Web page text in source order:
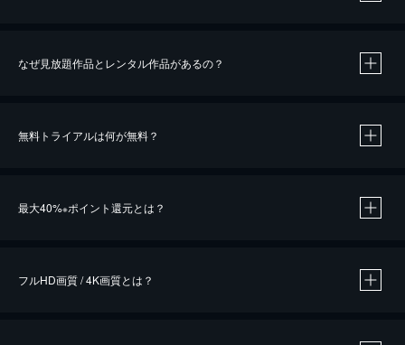
なぜ見放題作品とレンタル作品があるの？
無料トライアルは何が無料？
最大40%※ポイント還元とは？
フルHD画質 / 4K画質とは？